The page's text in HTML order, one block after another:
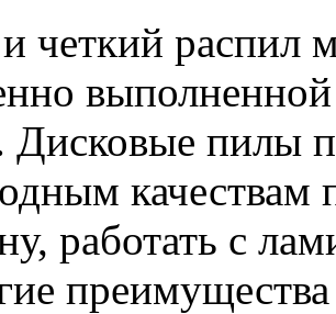
четкий распил
Дисковые пилы
качествам
работать с